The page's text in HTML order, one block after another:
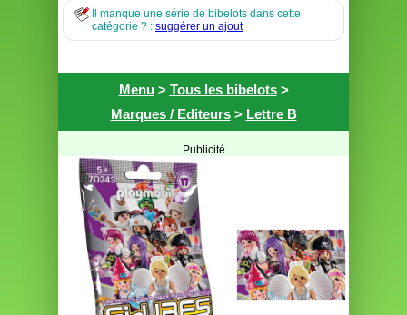
Il manque une série de bibelots dans cette
catégorie ? : suggérer un ajout
Menu> Tous les bibelots>
Marques / Editeurs> Lettre B
Publicité